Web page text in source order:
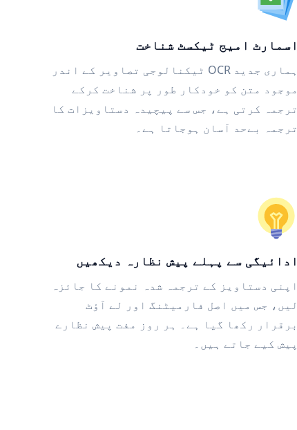
اسمارٹ امیج ٹیکسٹ شناخت
ہماری جدید OCR ٹیکنالوجی تصاویر کے اندر
موجود متن کو خودکار طور پر شناخت کرکے
ترجمہ کرتی ہے، جس سے پیچیدہ دستاویزات کا
ترجمہ بےحد آسان ہوجاتا ہے۔
ادائیگی سے پہلے پیش نظارہ دیکھیں
اپنی دستاویز کے ترجمہ شدہ نمونے کا جائزہ
لیں، جس میں اصل فارمیٹنگ اور لے آؤٹ
برقرار رکھا گیا ہے۔ ہر روز مفت پیش نظارے
پیش کیے جاتے ہیں۔